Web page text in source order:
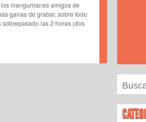
mangurrianes amigos de
ganas de grabar, sobre todo
sobrepasado las 2 horas (dos